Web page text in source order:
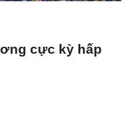
cực kỳ hấp